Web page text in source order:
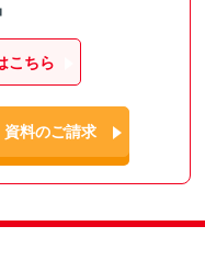
こちら
資料のご請求